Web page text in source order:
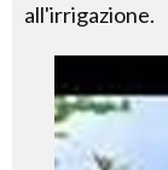
all'irrigazione.